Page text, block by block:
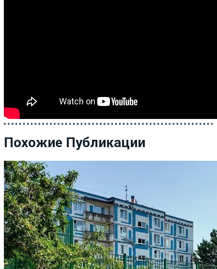
Похожие Публикации